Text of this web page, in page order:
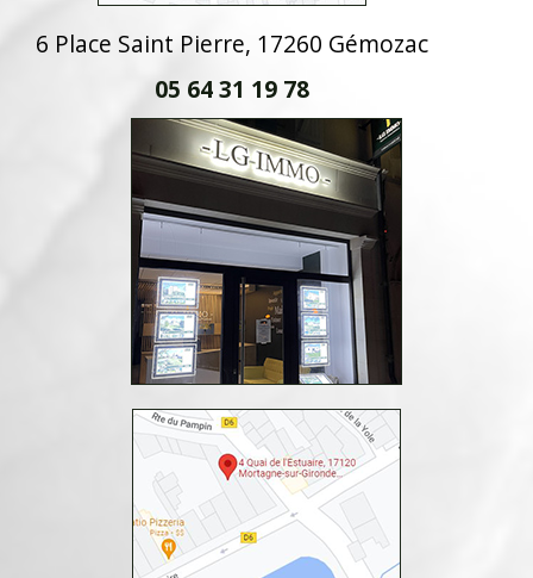
6 Place Saint Pierre, 17260 Gémozac
05 64 31 19 78